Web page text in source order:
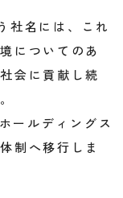
社名には、これ
についてのあ
会に貢献し続
ールディングス
制へ移行しま